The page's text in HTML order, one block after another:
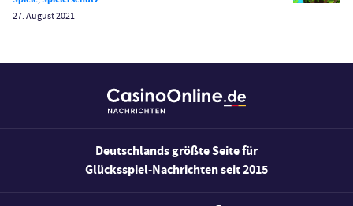
27. August 2021
Deutschlands größte Seite für
Glücksspiel-Nachrichten seit 2015